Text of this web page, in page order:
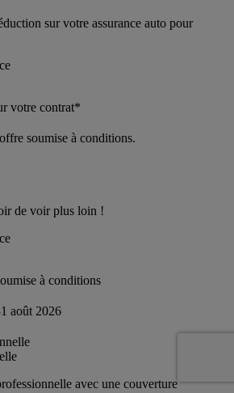
sur votre assurance auto pour
votre contrat*
soumise à conditions.
de voir plus loin !
à conditions
août 2026
avec une couverture